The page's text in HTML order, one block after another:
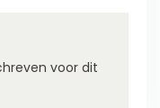
voor dit